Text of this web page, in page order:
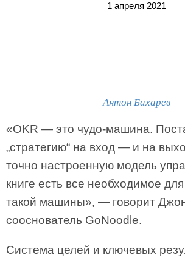
1 апреля 2021
Антон Бахарев
«OKR — это чудо-машина.
„стратегию“ на вход — и на
точно настроенную модель
книге есть все необходимое
такой машины», — говорит
сооснователь GoNoodle.
Система целей и ключевых